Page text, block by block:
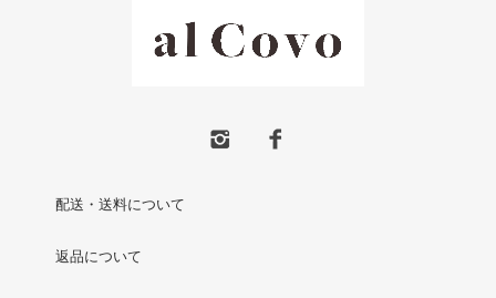
配送・送料について
返品について